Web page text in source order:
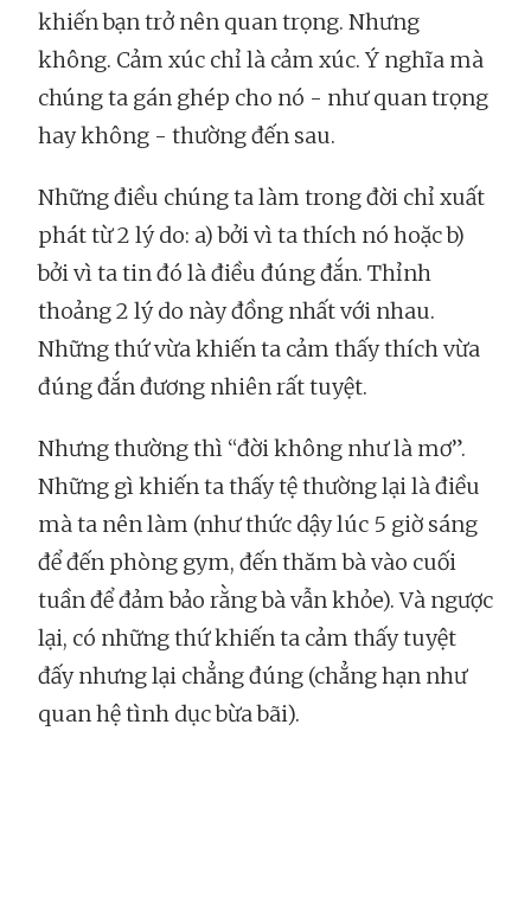
khiến bạn trở nên quan trọng. Nhưng
không. Cảm xúc chỉ là cảm xúc. Ý nghĩa mà
chúng ta gán ghép cho nó - như quan trọng
hay không - thường đến sau.
Những điều chúng ta làm trong đời chỉ xuất
phát từ 2 lý do: a) bởi vì ta thích nó hoặc b)
bởi vì ta tin đó là điều đúng đắn. Thỉnh
thoảng 2 lý do này đồng nhất với nhau.
Những thứ vừa khiến ta cảm thấy thích vừa
đúng đắn đương nhiên rất tuyệt.
Nhưng thường thì “đời không như là mơ”.
Những gì khiến ta thấy tệ thường lại là điều
mà ta nên làm (như thức dậy lúc 5 giờ sáng
để đến phòng gym, đến thăm bà vào cuối
tuần để đảm bảo rằng bà vẫn khỏe). Và ngược
lại, có những thứ khiến ta cảm thấy tuyệt
đấy nhưng lại chẳng đúng (chẳng hạn như
quan hệ tình dục bừa bãi).